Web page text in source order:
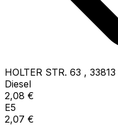
HOLTER STR. 63 , 33813
Diesel
2,08 €
E5
2,07 €